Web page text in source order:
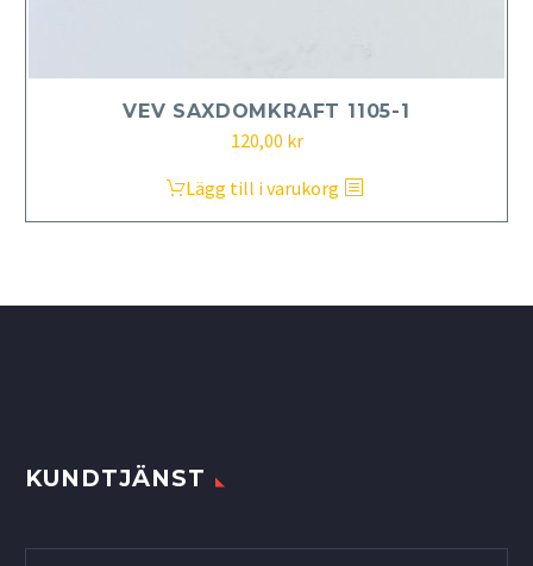
VEV SAXDOMKRAFT 1105-1
120,00 kr
Lägg till i varukorg
KUNDTJÄNST